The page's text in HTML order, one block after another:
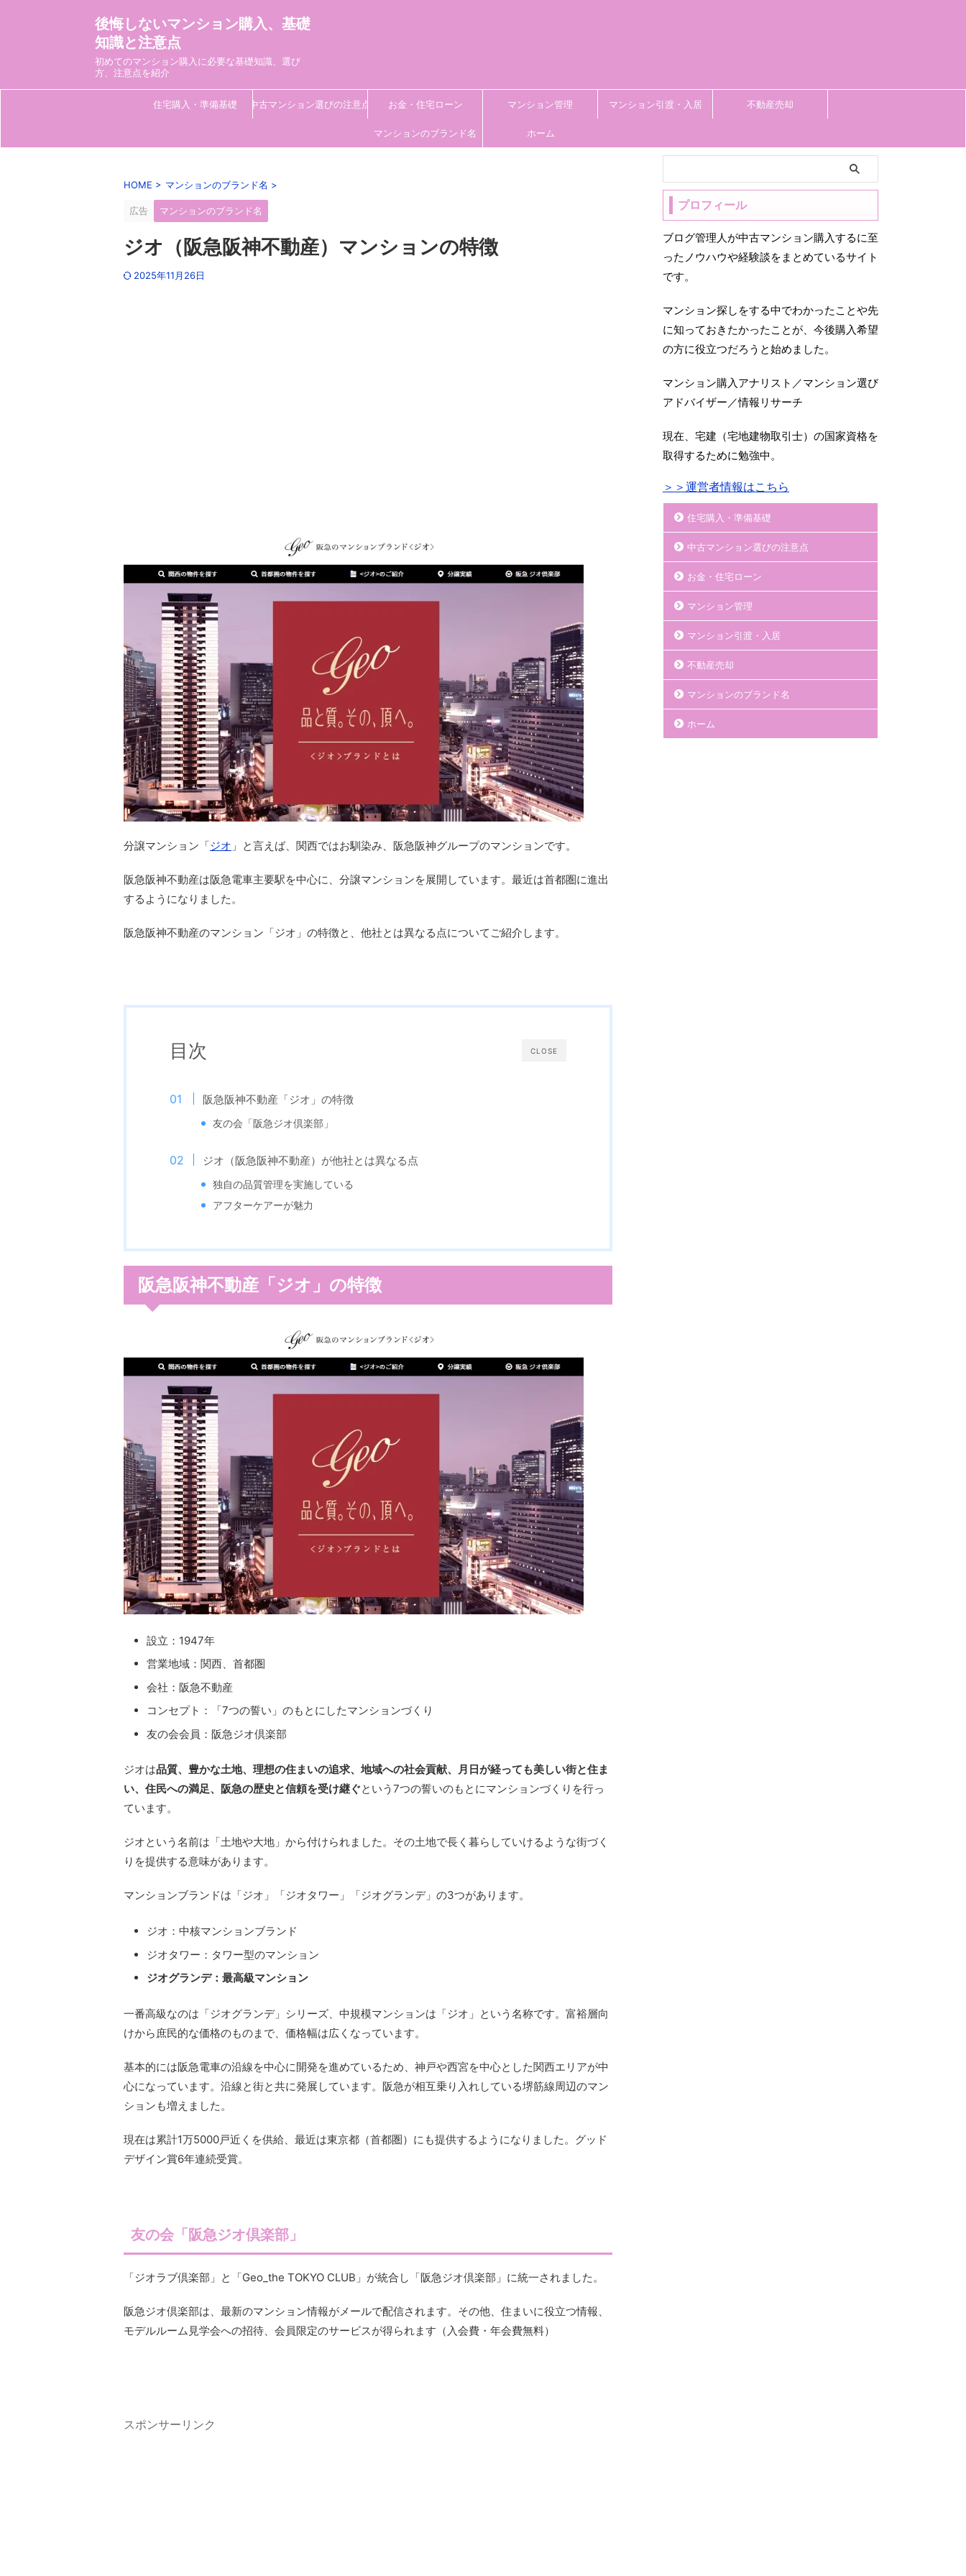
後悔しないマンション購入、基礎
知識と注意点
初めてのマンション購入に必要な基礎知識、選び
方、注意点を紹介
住宅購入・準備基礎 中古マンション選びの注意点 お金・住宅ローン マンション管理 マンション引渡・入居 不動産売却
マンションのブランド名 ホーム
HOME > マンションのブランド名 >
広告 マンションのブランド名
ジオ（阪急阪神不動産）マンションの特徴
2025年11月26日
分譲マンション「ジオ 」と言えば、関西ではお馴染み、阪急阪神グループのマンションです。
阪急阪神不動産は阪急電車主要駅を中心に、分譲マンションを展開しています。最近は首都圏に進出
するようになりました。
阪急阪神不動産のマンション「ジオ」の特徴と、他社とは異なる点についてご紹介します。
CLOSE
目次
阪急阪神不動産「ジオ」の特徴
友の会「阪急ジオ倶楽部」
ジオ（阪急阪神不動産）が他社とは異なる点
独自の品質管理を実施している
アフターケアーが魅力
阪急阪神不動産「ジオ」の特徴
設立：1947年
営業地域：関西、首都圏
会社：阪急不動産
コンセプト：「7つの誓い」のもとにしたマンションづくり
友の会会員：阪急ジオ倶楽部
ジオは品質、豊かな土地、理想の住まいの追求、地域への社会貢献、月日が経っても美しい街と住ま
い、住民への満足、阪急の歴史と信頼を受け継ぐという7つの誓いのもとにマンションづくりを行っ
ています。
ジオという名前は「土地や大地」から付けられました。その土地で長く暮らしていけるような街づく
りを提供する意味があります。
マンションブランドは「ジオ」「ジオタワー」「ジオグランデ」の3つがあります。
ジオ：中核マンションブランド
ジオタワー：タワー型のマンション
ジオグランデ：最高級マンション
一番高級なのは「ジオグランデ」シリーズ、中規模マンションは「ジオ」という名称です。富裕層向
けから庶民的な価格のものまで、価格幅は広くなっています。
基本的には阪急電車の沿線を中心に開発を進めているため、神戸や西宮を中心とした関西エリアが中
心になっています。沿線と街と共に発展しています。阪急が相互乗り入れしている堺筋線周辺のマン
ションも増えました。
現在は累計1万5000戸近くを供給、最近は東京都（首都圏）にも提供するようになりました。グッド
デザイン賞6年連続受賞。
友の会「阪急ジオ倶楽部」
「ジオラブ倶楽部」と「Geo_the TOKYO CLUB」が統合し「阪急ジオ倶楽部」に統一されました。
阪急ジオ倶楽部は、最新のマンション情報がメールで配信されます。その他、住まいに役立つ情報、
モデルルーム見学会への招待、会員限定のサービスが得られます（入会費・年会費無料）
スポンサーリンク
プロフィール
ブログ管理人が中古マンション購入するに至
ったノウハウや経験談をまとめているサイト
です。
マンション探しをする中でわかったことや先
に知っておきたかったことが、今後購入希望
の方に役立つだろうと始めました。
マンション購入アナリスト／マンション選び
アドバイザー／情報リサーチ
現在、宅建（宅地建物取引士）の国家資格を
取得するために勉強中。
＞＞運営者情報はこちら
住宅購入・準備基礎
中古マンション選びの注意点
お金・住宅ローン
マンション管理
マンション引渡・入居
不動産売却
マンションのブランド名
ホーム